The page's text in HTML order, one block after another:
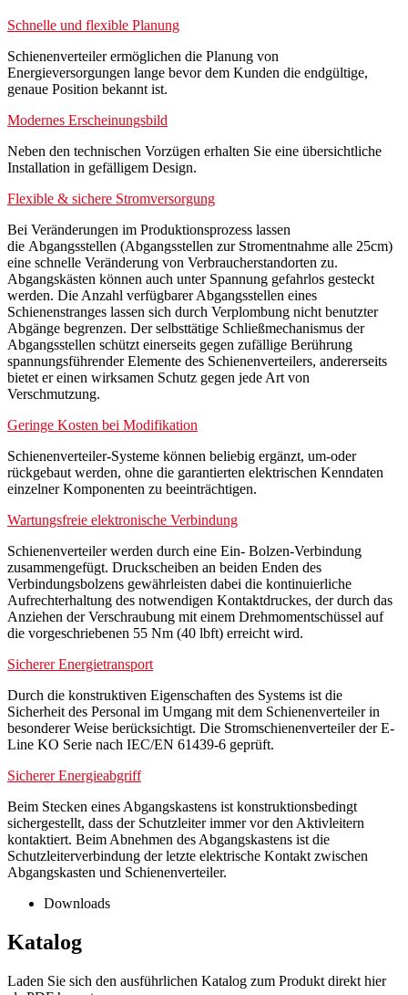
Schnelle und flexible Planung
Schienenverteiler ermöglichen die Planung von
Energieversorgungen lange bevor dem Kunden die endgültige,
genaue Position bekannt ist.
Modernes Erscheinungsbild
Neben den technischen Vorzügen erhalten Sie eine übersichtliche
Installation in gefälligem Design.
Flexible & sichere Stromversorgung
Bei Veränderungen im Produktionsprozess lassen
die Abgangsstellen (Abgangsstellen zur Stromentnahme alle 25cm)
eine schnelle Veränderung von Verbraucherstandorten zu.
Abgangskästen können auch unter Spannung gefahrlos gesteckt
werden. Die Anzahl verfügbarer Abgangsstellen eines
Schienenstranges lassen sich durch Verplombung nicht benutzter
Abgänge begrenzen. Der selbsttätige Schließmechanismus der
Abgangsstellen schützt einerseits gegen zufällige Berührung
spannungsführender Elemente des Schienenverteilers, andererseits
bietet er einen wirksamen Schutz gegen jede Art von
Verschmutzung.
Geringe Kosten bei Modifikation
Schienenverteiler-Systeme können beliebig ergänzt, um-oder
rückgebaut werden, ohne die garantierten elektrischen Kenndaten
einzelner Komponenten zu beeinträchtigen.
Wartungsfreie elektronische Verbindung
Schienenverteiler werden durch eine Ein- Bolzen-Verbindung
zusammengefügt. Druckscheiben an beiden Enden des
Verbindungsbolzens gewährleisten dabei die kontinuierliche
Aufrechterhaltung des notwendigen Kontaktdruckes, der durch das
Anziehen der Verschraubung mit einem Drehmomentschüssel auf
die vorgeschriebenen 55 Nm (40 lbft) erreicht wird.
Sicherer Energietransport
Durch die konstruktiven Eigenschaften des Systems ist die
Sicherheit des Personal im Umgang mit dem Schienenverteiler in
besonderer Weise berücksichtigt. Die Stromschienenverteiler der E-
Line KO Serie nach IEC/EN 61439-6 geprüft.
Sicherer Energieabgriff
Beim Stecken eines Abgangskastens ist konstruktionsbedingt
sichergestellt, dass der Schutzleiter immer vor den Aktivleitern
kontaktiert. Beim Abnehmen des Abgangskastens ist die
Schutzleiterverbindung der letzte elektrische Kontakt zwischen
Abgangskasten und Schienenverteiler.
Downloads
Katalog
Laden Sie sich den ausführlichen Katalog zum Produkt direkt hier